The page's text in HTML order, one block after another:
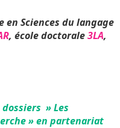
Sciences du langage
, école doctorale3LA,
» Les
» en partenariat